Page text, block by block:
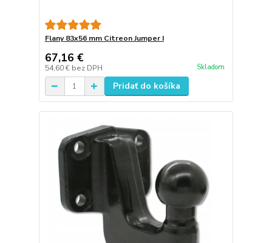
Flany 83x56 mm Citreon Jumper I
67,16 €
54,60 € bez DPH Skladom
Pridať do košíka